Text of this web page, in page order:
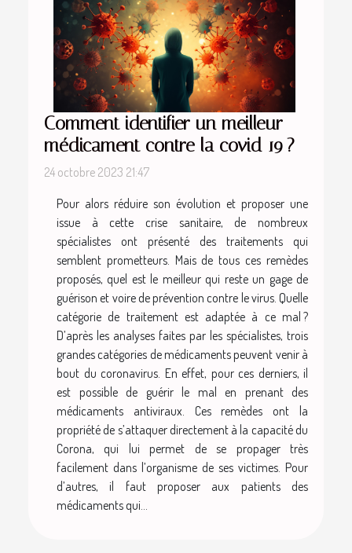
Comment identifier un meilleur
médicament contre la covid 19 ?
24 octobre 2023 21:47
Pour alors réduire son évolution et proposer une
issue à cette crise sanitaire, de nombreux
spécialistes ont présenté des traitements qui
semblent prometteurs. Mais de tous ces remèdes
proposés, quel est le meilleur qui reste un gage de
guérison et voire de prévention contre le virus. Quelle
catégorie de traitement est adaptée à ce mal ?
D’après les analyses faites par les spécialistes, trois
grandes catégories de médicaments peuvent venir à
bout du coronavirus. En effet, pour ces derniers, il
est possible de guérir le mal en prenant des
médicaments antiviraux. Ces remèdes ont la
propriété de s’attaquer directement à la capacité du
Corona, qui lui permet de se propager très
facilement dans l’organisme de ses victimes. Pour
d’autres, il faut proposer aux patients des
médicaments qui...